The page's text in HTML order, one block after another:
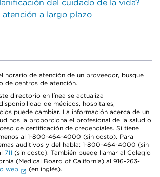
del cuidado de la vida?
atención a largo plazo
horario de atención de un proveedor, busque
de centros de atención.
directorio en línea se actualiza
de médicos, hospitales,
puede cambiar. La información acerca de un
nos la proporciona el profesional de la salud o
de certificación de credenciales. Si tiene
al 1-800-464-4000 (sin costo). Para
auditivos y del habla: 1-800-464-4000 (sin
711 (sin costo). También puede llamar al Colegio
(Medical Board of California) al 916-263-
web
(en inglés).